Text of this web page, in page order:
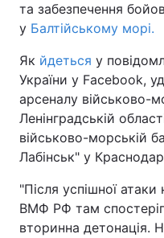
та забезпечення
у Балтійському морі.
Як йдеться у
України у Facebook,
арсеналу
Ленінградській
військово-морській
Лабінськ" у
"Після успішної
ВМФ РФ там
вторинна детонація.